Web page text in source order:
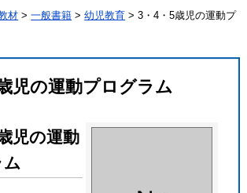
材 >一般書籍 >幼児教育 > 3・4・5歳児の運動プ
児の運動プログラム
児の運動